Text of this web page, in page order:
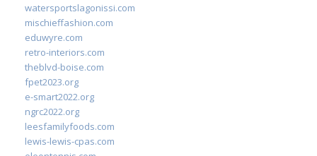
watersportslagonissi.com
mischieffashion.com
eduwyre.com
retro-interiors.com
theblvd-boise.com
fpet2023.org
e-smart2022.org
ngrc2022.org
leesfamilyfoods.com
lewis-lewis-cpas.com